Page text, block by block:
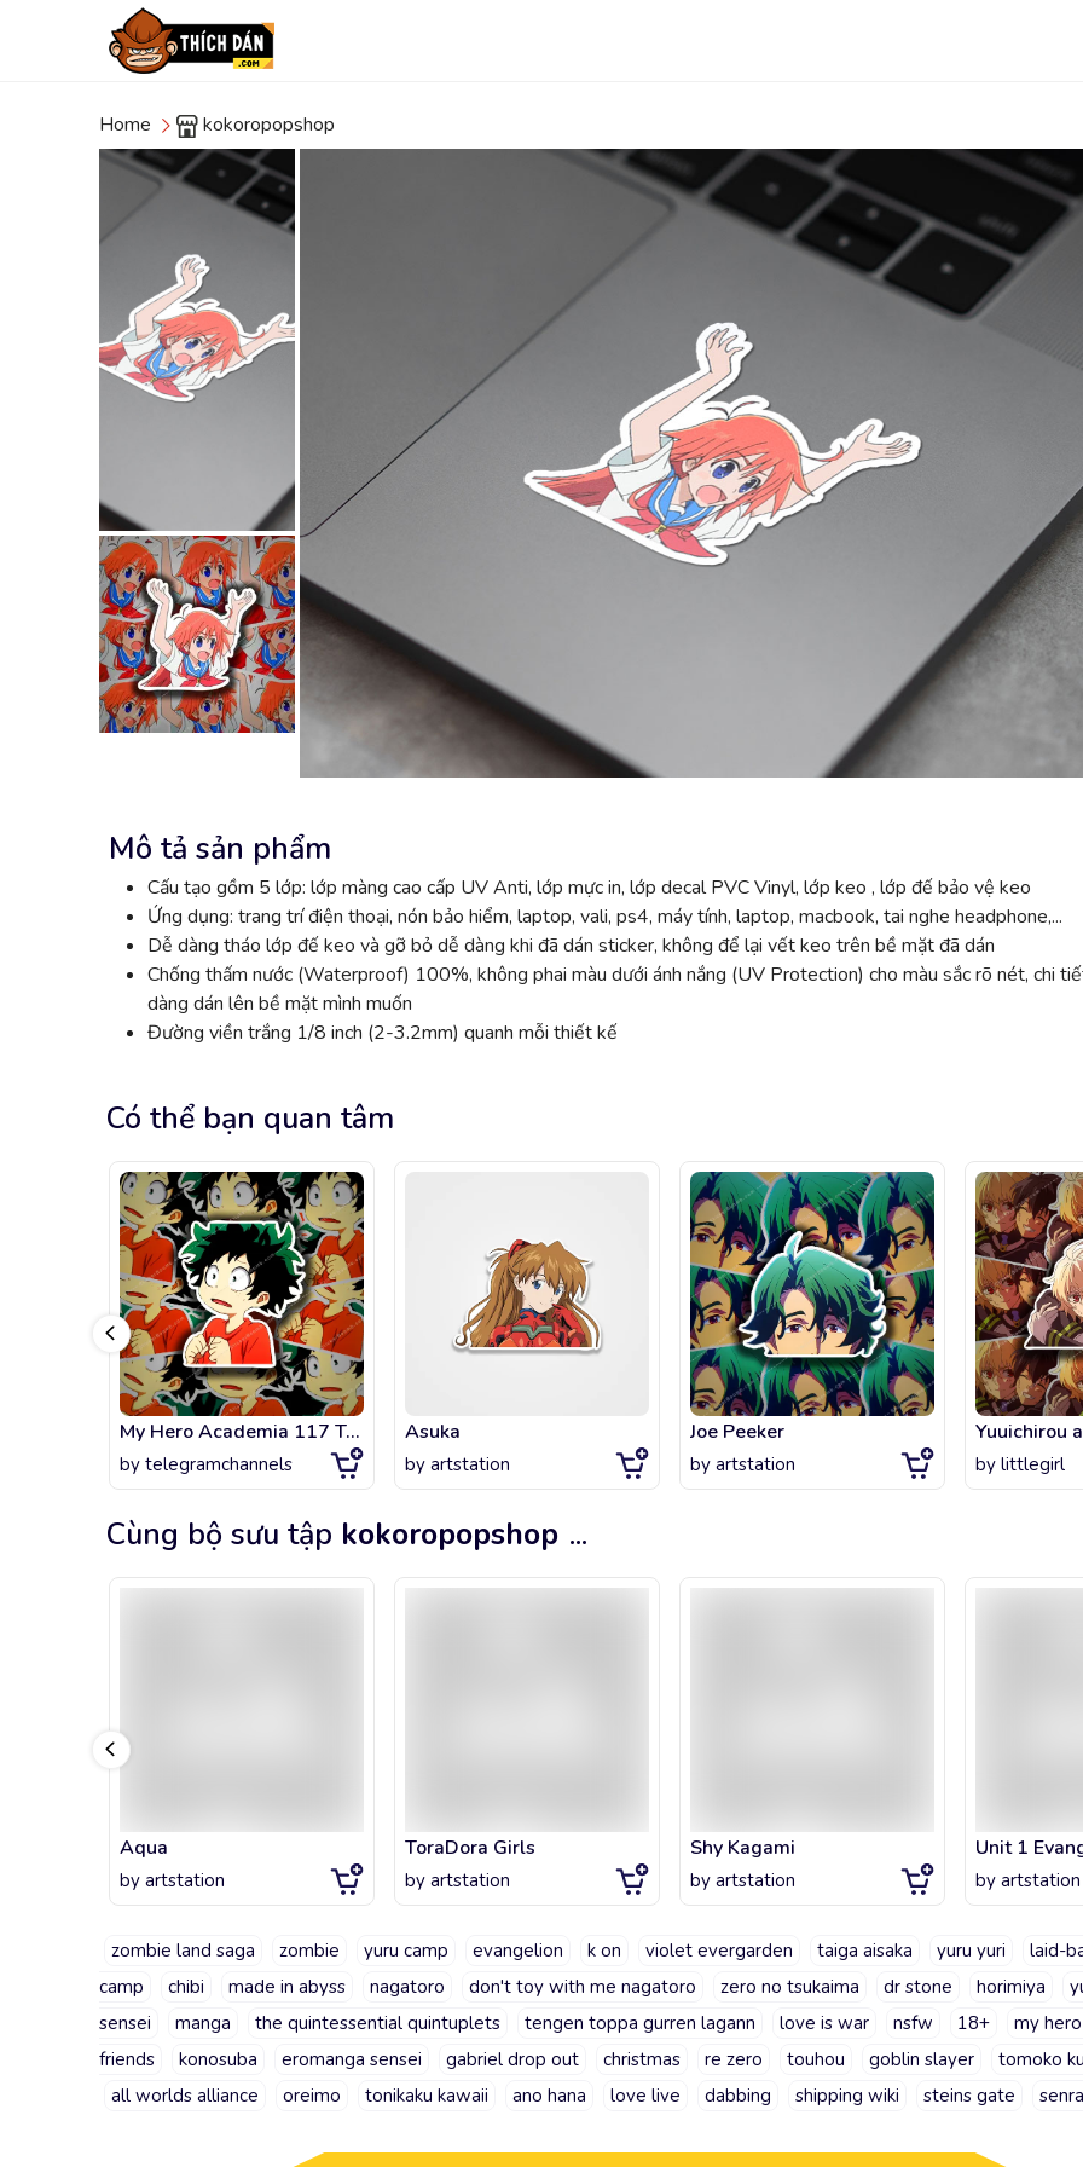
Home kokoropopshop
Mô tả sản phẩm
Cấu tạo gồm 5 lớp: lớp màng cao cấp UV Anti, lớp mực in, lớp decal PVC Vinyl, lớp keo , lớp đế bảo vệ keo
Ứng dụng: trang trí điện thoại, nón bảo hiểm, laptop, vali, ps4, máy tính, laptop, macbook, tai nghe headphone,...
Dễ dàng tháo lớp đế keo và gỡ bỏ dễ dàng khi đã dán sticker, không để lại vết keo trên bề mặt đã dán
Chống thấm nước (Waterproof) 100%, không phai màu dưới ánh nắng (UV Protection) cho màu sắc rõ nét, chi
dàng dán lên bề mặt mình muốn
Đường viền trắng 1/8 inch (2-3.2mm) quanh mỗi thiết kế
Có thể bạn quan tâm
My Hero Academia 117 Telegram Sticker
by telegramchannels
Asuka
by artstation
Joe Peeker
by artstation by littlegirl
Cùng bộ sưu tập kokoropopshop ...
Aqua
by artstation
ToraDora Girls
by artstation
Shy Kagami
by artstation
Unit 1
by artstation
zombie land saga zombie yuru camp evangelion k on violet evergarden taiga aisaka yuru yuri laid-
camp
chibi made in abyss nagatoro don't toy with me nagatoro zero no tsukaima dr stone horimiya
sensei
manga the quintessential quintuplets tengen toppa gurren lagann love is war nsfw 18+ my
friends
konosuba eromanga sensei gabriel drop out christmas re zero touhou goblin slayer tomoko
all worlds alliance
oreimo tonikaku kawaii ano hana love live dabbing shipping wiki steins gate